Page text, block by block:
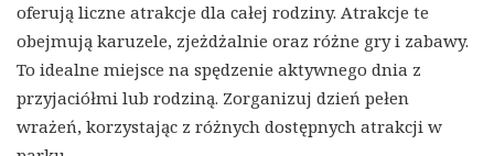
oferują liczne atrakcje dla całej rodziny. Atrakcje te
obejmują karuzele, zjeżdżalnie oraz różne gry i zabawy.
To idealne miejsce na spędzenie aktywnego dnia z
przyjaciółmi lub rodziną. Zorganizuj dzień pełen
wrażeń, korzystając z różnych dostępnych atrakcji w